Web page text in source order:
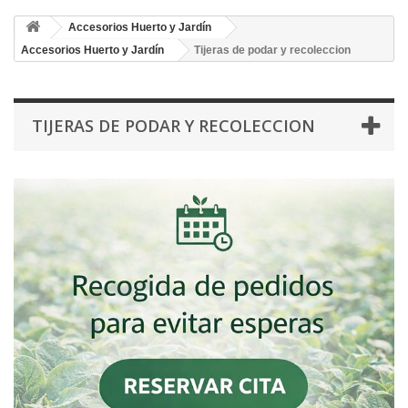
Accesorios Huerto y Jardín
Accesorios Huerto y Jardín
Tijeras de podar y recoleccion
TIJERAS DE PODAR Y RECOLECCION